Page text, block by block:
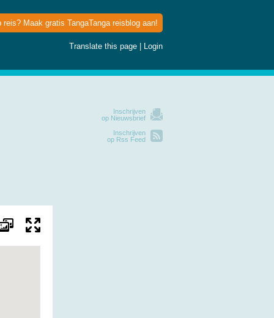
reis? Maak gratis TangaTanga reisblog aan!
Translate this page Login
Inschrijven
op Nieuwsbrief
Inschrijven
op Rss Feed